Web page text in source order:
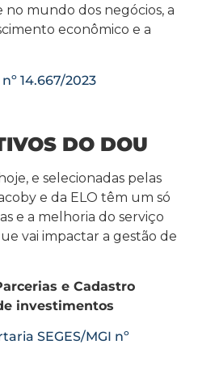
no mundo dos negócios, a
econômico e a
14.667/2023
DO DOU
e selecionadas pelas
e da ELO têm um só
e a melhoria do serviço
vai impactar a gestão de
e Cadastro
investimentos
SEGES/MGI nº